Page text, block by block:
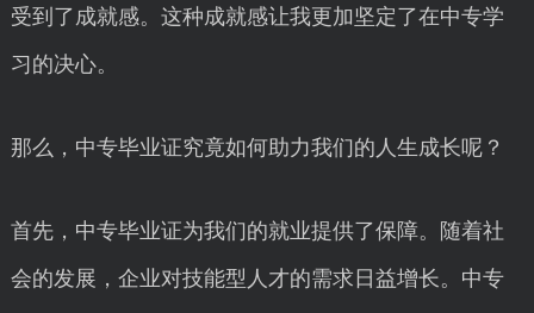
受到了成就感。这种成就感让我更加坚定了在中专学
习的决心。
那么，中专毕业证究竟如何助力我们的人生成长呢？
首先，中专毕业证为我们的就业提供了保障。随着社
会的发展，企业对技能型人才的需求日益增长。中专